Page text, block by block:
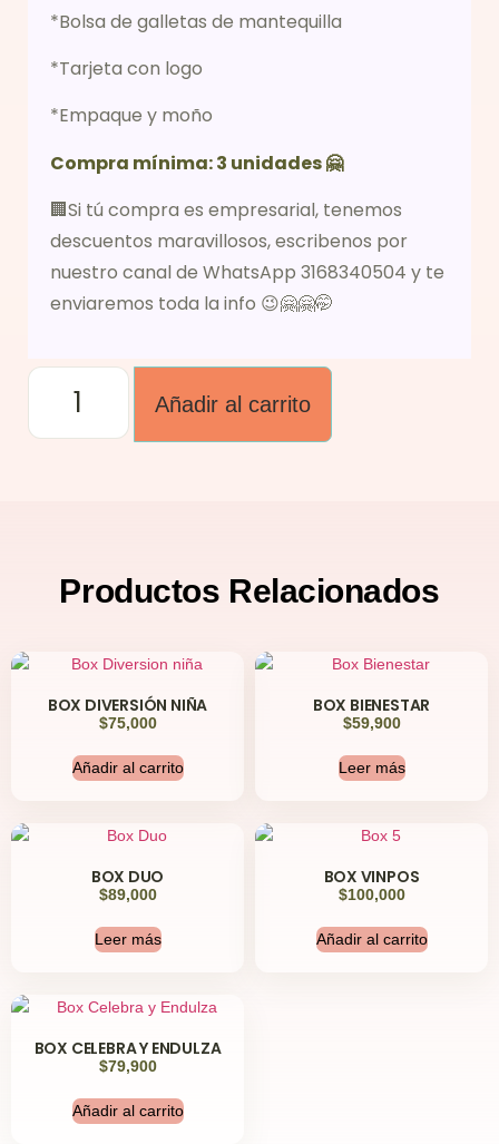
*Bolsa de galletas de mantequilla
*Tarjeta con logo
*Empaque y moño
Compra mínima: 3 unidades 🤗
🏢Si tú compra es empresarial, tenemos
descuentos maravillosos, escribenos por
nuestro canal de WhatsApp 3168340504 y te
enviaremos toda la info 😉🤗🤗🤭
Añadir al carrito
Productos Relacionados
BOX DIVERSIÓN NIÑA
$75,000
Añadir al carrito
BOX BIENESTAR
$59,900
Leer más
BOX DUO
$89,000
Leer más
BOX VINPOS
$100,000
Añadir al carrito
BOX CELEBRA Y ENDULZA
$79,900
Añadir al carrito